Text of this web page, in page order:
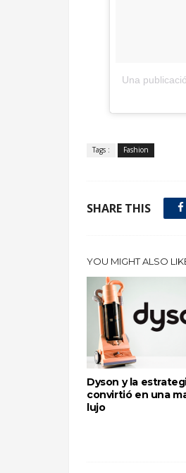
Una
Tags : Fashion
SHARE THIS
YOU MIGHT ALSO
Dyson y la
convirtió en una
lujo